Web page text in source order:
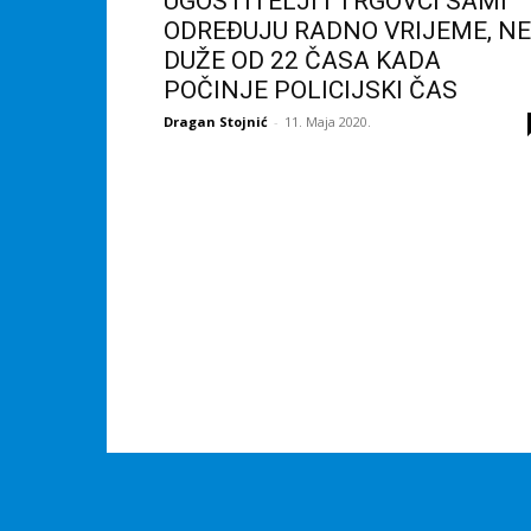
ODREĐUJU RADNO VRIJEME, NE
DUŽE OD 22 ČASA KADA
POČINJE POLICIJSKI ČAS
Dragan Stojnić - 11. Maja 2020.